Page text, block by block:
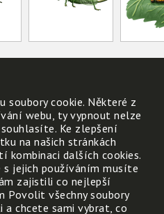
cookie. Některé z
webu, ty vypnout nelze
Ke zlepšení
na našich stránkách
kombinaci dalších cookies.
jejich používáním musíte
zajistili co nejlepší
Povolit všechny soubory
a chcete sami vybrat, co